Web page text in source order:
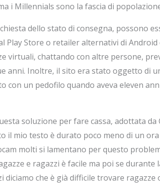
i Millennials sono la fascia di
dello stato di consegna, possono
Play Store o retailer alternativi di Android
virtuali, chattando con altre persone,
anni. Inoltre, il sito era stato oggetto di
con un pedofilo quando aveva eleven
soluzione per fare cassa, adottata
il mio testo è durato poco meno di un
molti si lamentano per questo
e ragazzi è facile ma poi se
diciamo che è già difficile trovare